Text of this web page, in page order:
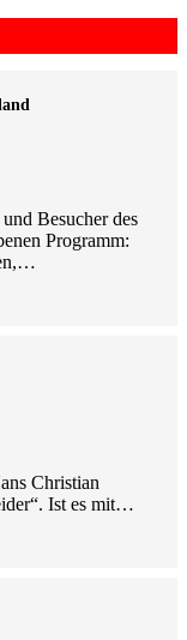
Besucher des
Programm:
Christian
Ist es mit…